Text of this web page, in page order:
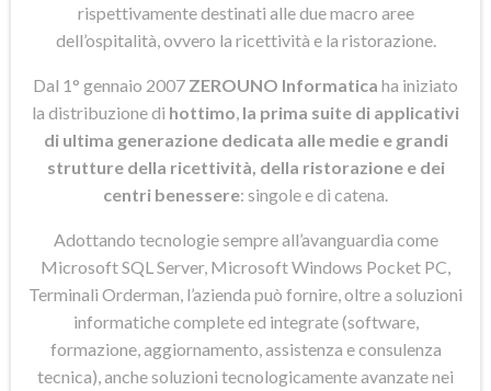
rispettivamente destinati alle due macro aree
dell’ospitalità, ovvero la ricettività e la ristorazione.
Dal 1° gennaio 2007 ZEROUNO Informatica ha iniziato
la distribuzione di hottimo la prima suite di applicativi
di ultima generazione dedicata alle medie e grandi
strutture della ricettività, della ristorazione e dei
centri benessere: singole e di catena.
Adottando tecnologie sempre all’avanguardia come
Microsoft SQL Server, Microsoft Windows Pocket PC,
Terminali Orderman, l’azienda può fornire, oltre a soluzioni
informatiche complete ed integrate (software,
formazione, aggiornamento, assistenza e consulenza
tecnica), anche soluzioni tecnologicamente avanzate nei